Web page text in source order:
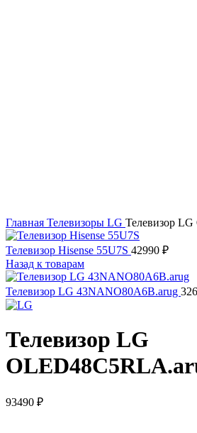
Главная Телевизоры LG Телевизор
Телевизор Hisense 55U7S 42990 ₽
Назад к товарам
Телевизор LG 43NANO80A6B.arug
Телевизор LG
93490 ₽